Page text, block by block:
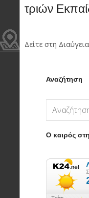
τριών
Δείτε στη
Αναζήτηση
Ο καιρός